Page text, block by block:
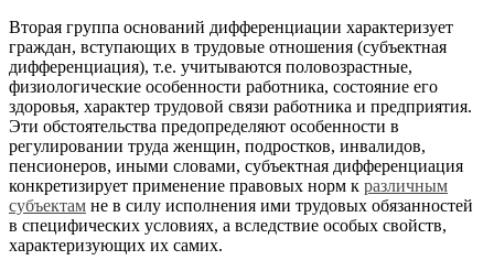
Вторая группа оснований дифференциации характеризует
граждан, вступающих в трудовые отношения (субъектная
дифференциация), т.е. учитываются половозрастные,
физиологические особенности работника, состояние его
здоровья, характер трудовой связи работника и предприятия.
Эти обстоятельства предопределяют особенности в
регулировании труда женщин, подростков, инвалидов,
пенсионеров, иными словами, субъектная дифференциация
конкретизирует применение правовых норм к различным
субъектам не в силу исполнения ими трудовых обязанностей
в специфических условиях, а вследствие особых свойств,
характеризующих их самих.